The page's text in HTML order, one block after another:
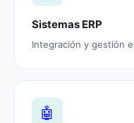
Sistemas ERP
Integración y gestión
🤖